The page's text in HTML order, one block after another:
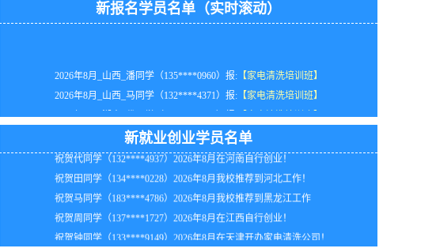
新报名学员名单（实时滚动）
2026年8月_山西_马同学（132****4371）报:
【家电清洗培训班】
2026年8月_湖南_代同学（182****6580）报:
【家电清洗培训班】
2026年8月_江苏_胡同学（188****8236）报:【家电清洗培训班】
2026年8月_重庆_林同学（130****0325）报: 【家电清洗培训班】
2026年8月_河南_陈同学（159****8008）报:【家电清洗培训班】
2026年8月_江西_林同学（138****4400）报:【家电清洗培训班】
2026年8月_海南_苏同学（133****8421）报:【家电清洗培训班】
2026年8月_河南_杨同学（133****7775）报:【家电清洗培训班】
2026年8月_四川_吴同学（134****1035）报:【家电清洗培训班】
新就业创业学员名单
祝贺谭同学（131****1327）2026年8月我校推荐到山东工作！
祝贺代同学（132****4937）2026年8月在河南自行创业！
祝贺田同学（134****0228）2026年8月我校推荐到河北工作！
祝贺马同学（183****4786）2026年8月我校推荐到黑龙江工作
祝贺周同学（137****1727）2026年8月在江西自行创业！
祝贺钟同学（133****9149）2026年8月在天津开办家电清洗公司！
祝贺张同学（184****9519）2026年8月我校推荐到安徽工作！